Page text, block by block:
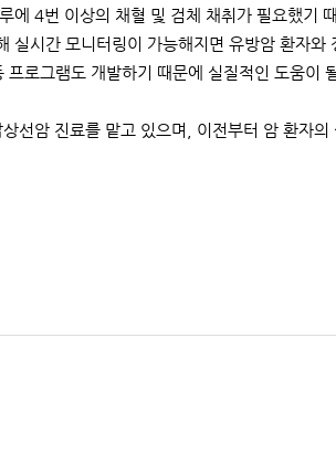
에 4번 이상의 채혈 및 검체 채취가 필요했기
실시간 모니터링이 가능해지면 유방암 환자
로그램도 개발하기 때문에 실질적인 도움이
선암 진료를 맡고 있으며, 이전부터 암 환자